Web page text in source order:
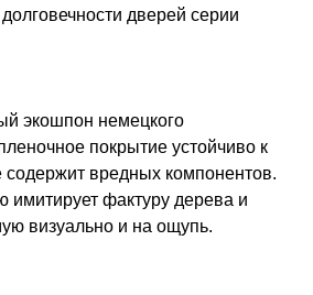
дверей серии
экошпон немецкого
покрытие устойчиво к
содержит вредных компонентов.
имитирует фактуру дерева и
визуально и на ощупь.